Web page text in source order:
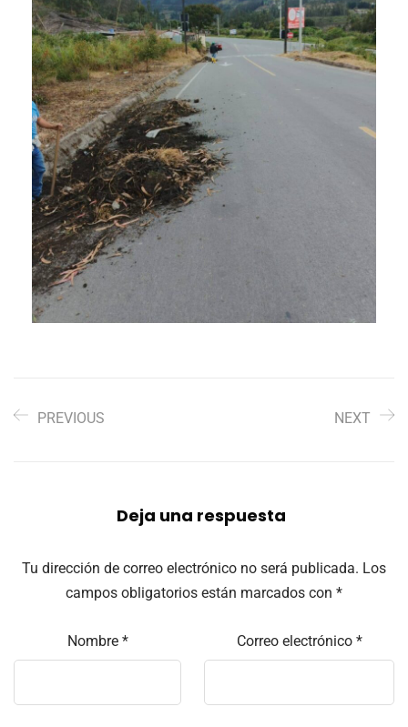
PREVIOUS NEXT
Deja una respuesta
Tu dirección de correo electrónico no será publicada. Los
campos obligatorios están marcados con *
Nombre * Correo electrónico *